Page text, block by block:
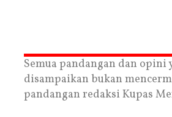
Semua pandangan dan opini
disampaikan bukan
pandangan redaksi Kupas